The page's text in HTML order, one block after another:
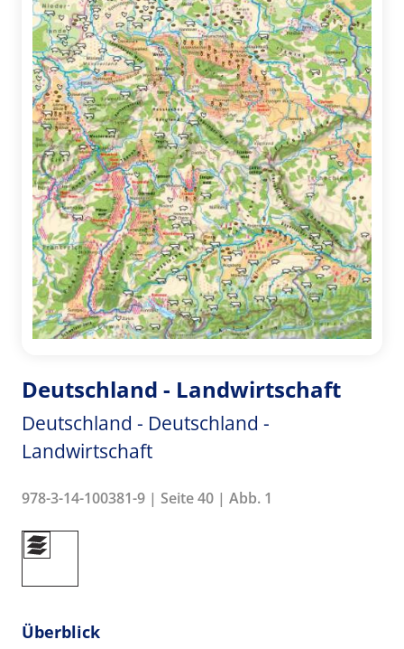
Deutschland - Landwirtschaft
Deutschland - Deutschland -
Landwirtschaft
978-3-14-100381-9 | Seite 40 | Abb. 1
Überblick